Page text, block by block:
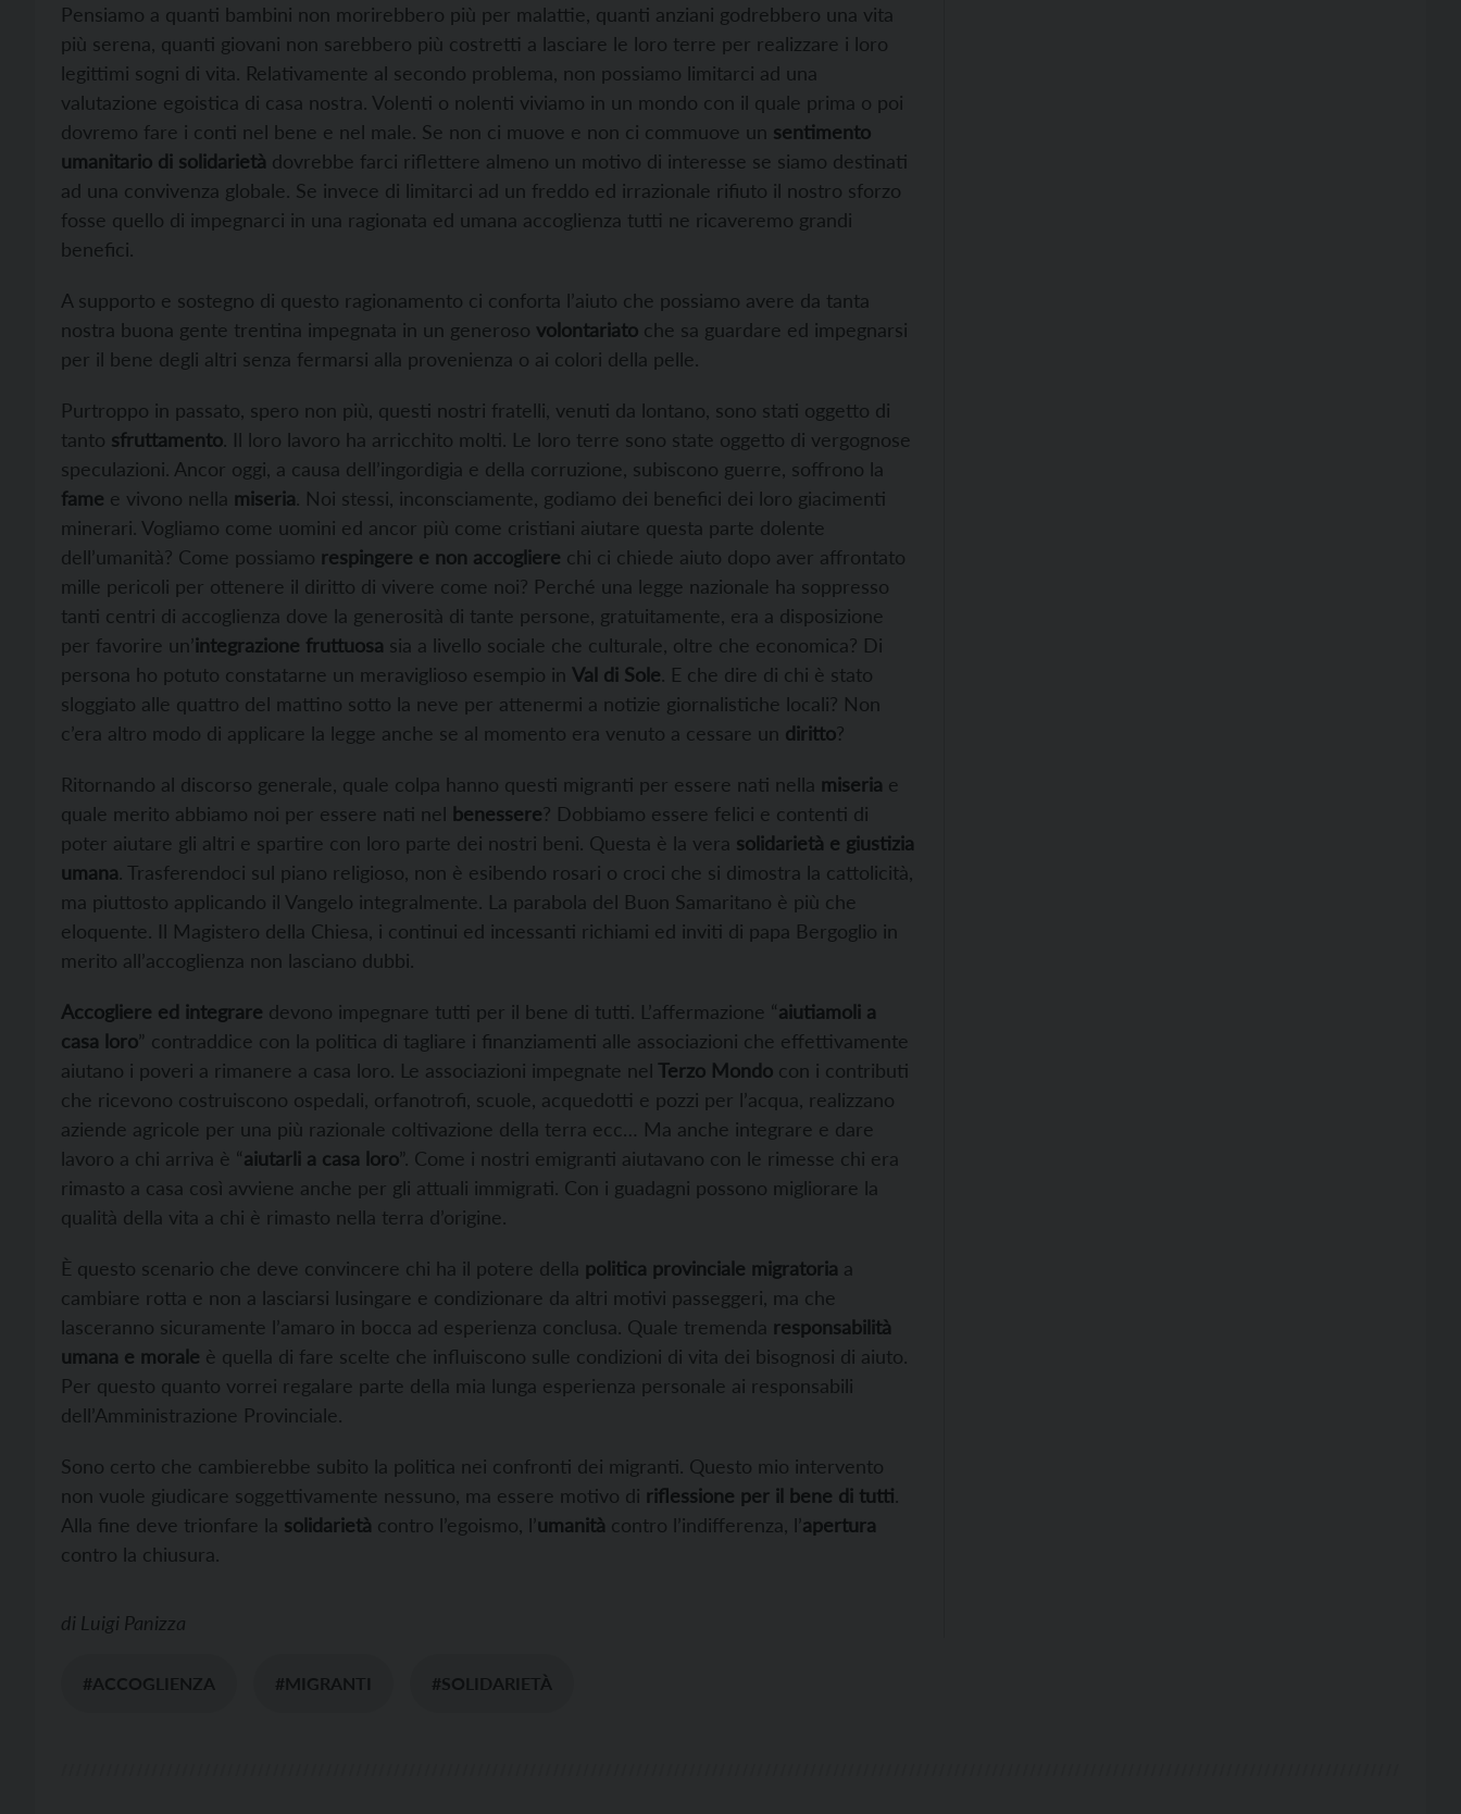
Pensiamo a quanti bambini non morirebbero più per malattie, quanti anziani godrebbero una vita
più serena, quanti giovani non sarebbero più costretti a lasciare le loro terre per realizzare i loro
legittimi sogni di vita. Relativamente al secondo problema, non possiamo limitarci ad una
valutazione egoistica di casa nostra. Volenti o nolenti viviamo in un mondo con il quale prima o poi
dovremo fare i conti nel bene e nel male. Se non ci muove e non ci commuove un sentimento
umanitario di solidarietà dovrebbe farci riflettere almeno un motivo di interesse se siamo destinati
ad una convivenza globale. Se invece di limitarci ad un freddo ed irrazionale rifiuto il nostro sforzo
fosse quello di impegnarci in una ragionata ed umana accoglienza tutti ne ricaveremo grandi
benefici.
A supporto e sostegno di questo ragionamento ci conforta l’aiuto che possiamo avere da tanta
nostra buona gente trentina impegnata in un generoso volontariato che sa guardare ed impegnarsi
per il bene degli altri senza fermarsi alla provenienza o ai colori della pelle.
Purtroppo in passato, spero non più, questi nostri fratelli, venuti da lontano, sono stati oggetto di
tanto sfruttamento. Il loro lavoro ha arricchito molti. Le loro terre sono state oggetto di vergognose
speculazioni. Ancor oggi, a causa dell’ingordigia e della corruzione, subiscono guerre, soffrono la
fame e vivono nella miseria. Noi stessi, inconsciamente, godiamo dei benefici dei loro giacimenti
minerari. Vogliamo come uomini ed ancor più come cristiani aiutare questa parte dolente
dell’umanità? Come possiamo respingere e non accogliere chi ci chiede aiuto dopo aver affrontato
mille pericoli per ottenere il diritto di vivere come noi? Perché una legge nazionale ha soppresso
tanti centri di accoglienza dove la generosità di tante persone, gratuitamente, era a disposizione
per favorire un’integrazione fruttuosa sia a livello sociale che culturale, oltre che economica? Di
persona ho potuto constatarne un meraviglioso esempio in Val di Sole. E che dire di chi è stato
sloggiato alle quattro del mattino sotto la neve per attenermi a notizie giornalistiche locali? Non
c’era altro modo di applicare la legge anche se al momento era venuto a cessare un diritto?
Ritornando al discorso generale, quale colpa hanno questi migranti per essere nati nella miseria e
quale merito abbiamo noi per essere nati nel benessere? Dobbiamo essere felici e contenti di
poter aiutare gli altri e spartire con loro parte dei nostri beni. Questa è la vera solidarietà e giustizia
umana. Trasferendoci sul piano religioso, non è esibendo rosari o croci che si dimostra la cattolicità,
ma piuttosto applicando il Vangelo integralmente. La parabola del Buon Samaritano è più che
eloquente. Il Magistero della Chiesa, i continui ed incessanti richiami ed inviti di papa Bergoglio in
merito all’accoglienza non lasciano dubbi.
Accogliere ed integrare devono impegnare tutti per il bene di tutti. L’affermazione “aiutiamoli a
casa loro” contraddice con la politica di tagliare i finanziamenti alle associazioni che effettivamente
aiutano i poveri a rimanere a casa loro. Le associazioni impegnate nel Terzo Mondo con i contributi
che ricevono costruiscono ospedali, orfanotrofi, scuole, acquedotti e pozzi per l’acqua, realizzano
aziende agricole per una più razionale coltivazione della terra ecc… Ma anche integrare e dare
lavoro a chi arriva è “aiutarli a casa loro”. Come i nostri emigranti aiutavano con le rimesse chi era
rimasto a casa così avviene anche per gli attuali immigrati. Con i guadagni possono migliorare la
qualità della vita a chi è rimasto nella terra d’origine.
È questo scenario che deve convincere chi ha il potere della politica provinciale migratoria a
cambiare rotta e non a lasciarsi lusingare e condizionare da altri motivi passeggeri, ma che
lasceranno sicuramente l’amaro in bocca ad esperienza conclusa. Quale tremenda responsabilità
umana e morale è quella di fare scelte che influiscono sulle condizioni di vita dei bisognosi di aiuto.
Per questo quanto vorrei regalare parte della mia lunga esperienza personale ai responsabili
dell’Amministrazione Provinciale.
Sono certo che cambierebbe subito la politica nei confronti dei migranti. Questo mio intervento
non vuole giudicare soggettivamente nessuno, ma essere motivo di riflessione per il bene di tutti.
Alla fine deve trionfare la solidarietà contro l’egoismo, l’umanità contro l’indifferenza, l’apertura
contro la chiusura.
di Luigi Panizza
#ACCOGLIENZA #MIGRANTI #SOLIDARIETÀ